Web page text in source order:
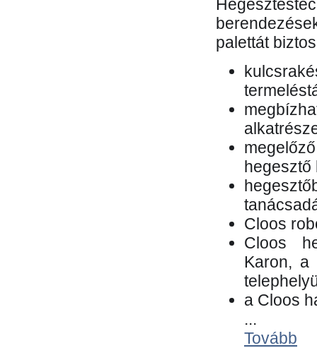
palettát
hegesztő
Cloos
Cloos
Karon, a
a Cloos
...
Tovább